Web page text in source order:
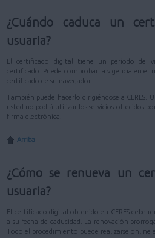
¿Cuándo caduca un
usuaria?
El certificado digital tiene un período de
certificado. Puede comprobar la vigencia en el
certificado de su navegador.
También puede hacerlo dirigiéndose a CERES.
usted no podrá utilizar los servicios ofrecidos
firma electrónica.
Arriba
¿Cómo se renueva un
usuaria?
El certificado digital obtenido en CERES debe
a su fecha de caducidad. La renovación
Todo el procedimiento puede realizarse online